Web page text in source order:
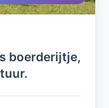
boerderijtje,